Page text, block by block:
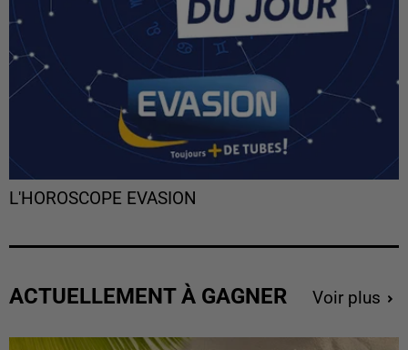
L'HOROSCOPE EVASION
ACTUELLEMENT À GAGNER Voir plus